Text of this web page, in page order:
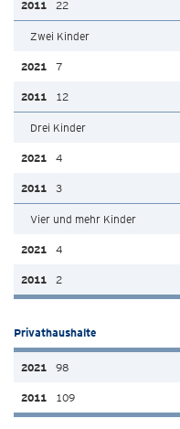
22
Zwei Kinder
7
12
Drei Kinder
4
3
Vier und mehr Kinder
4
2
Privathaushalte
98
109